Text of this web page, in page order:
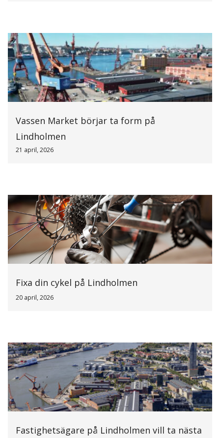
Vassen Market börjar ta form på
Lindholmen
21 april, 2026
Fixa din cykel på Lindholmen
20 april, 2026
Fastighetsägare på Lindholmen vill ta nästa